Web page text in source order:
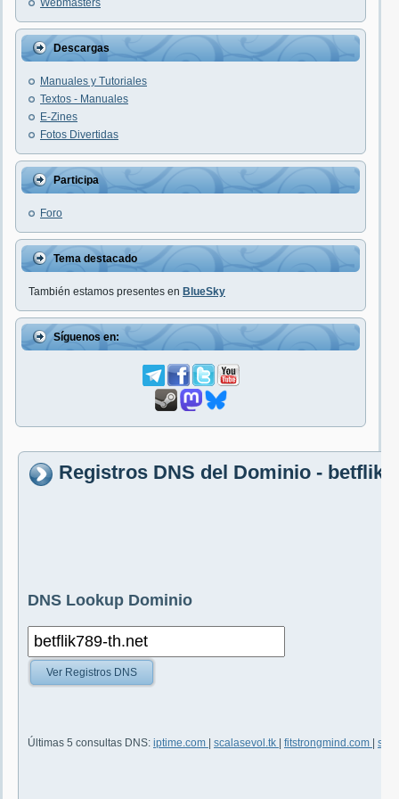
Webmasters
Descargas
Manuales y Tutoriales
Textos - Manuales
E-Zines
Fotos Divertidas
Participa
Foro
Tema destacado
También estamos presentes en BlueSky
Síguenos en:
Registros DNS del Dominio -
DNS Lookup Dominio
Ver Registros DNS
Últimas 5 consultas DNS: iptime.com scalasevol.tk fitstrongmind.com